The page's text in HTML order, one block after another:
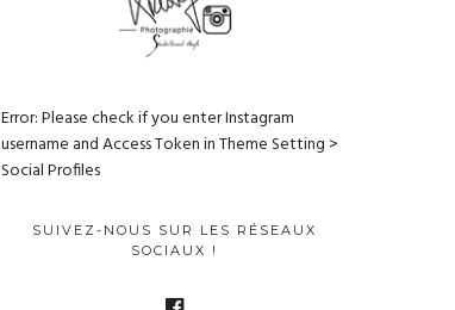
Error: Please check if you enter Instagram
username and Access Token in Theme Setting >
Social Profiles
SUIVEZ-NOUS SUR LES RÉSEAUX
SOCIAUX !